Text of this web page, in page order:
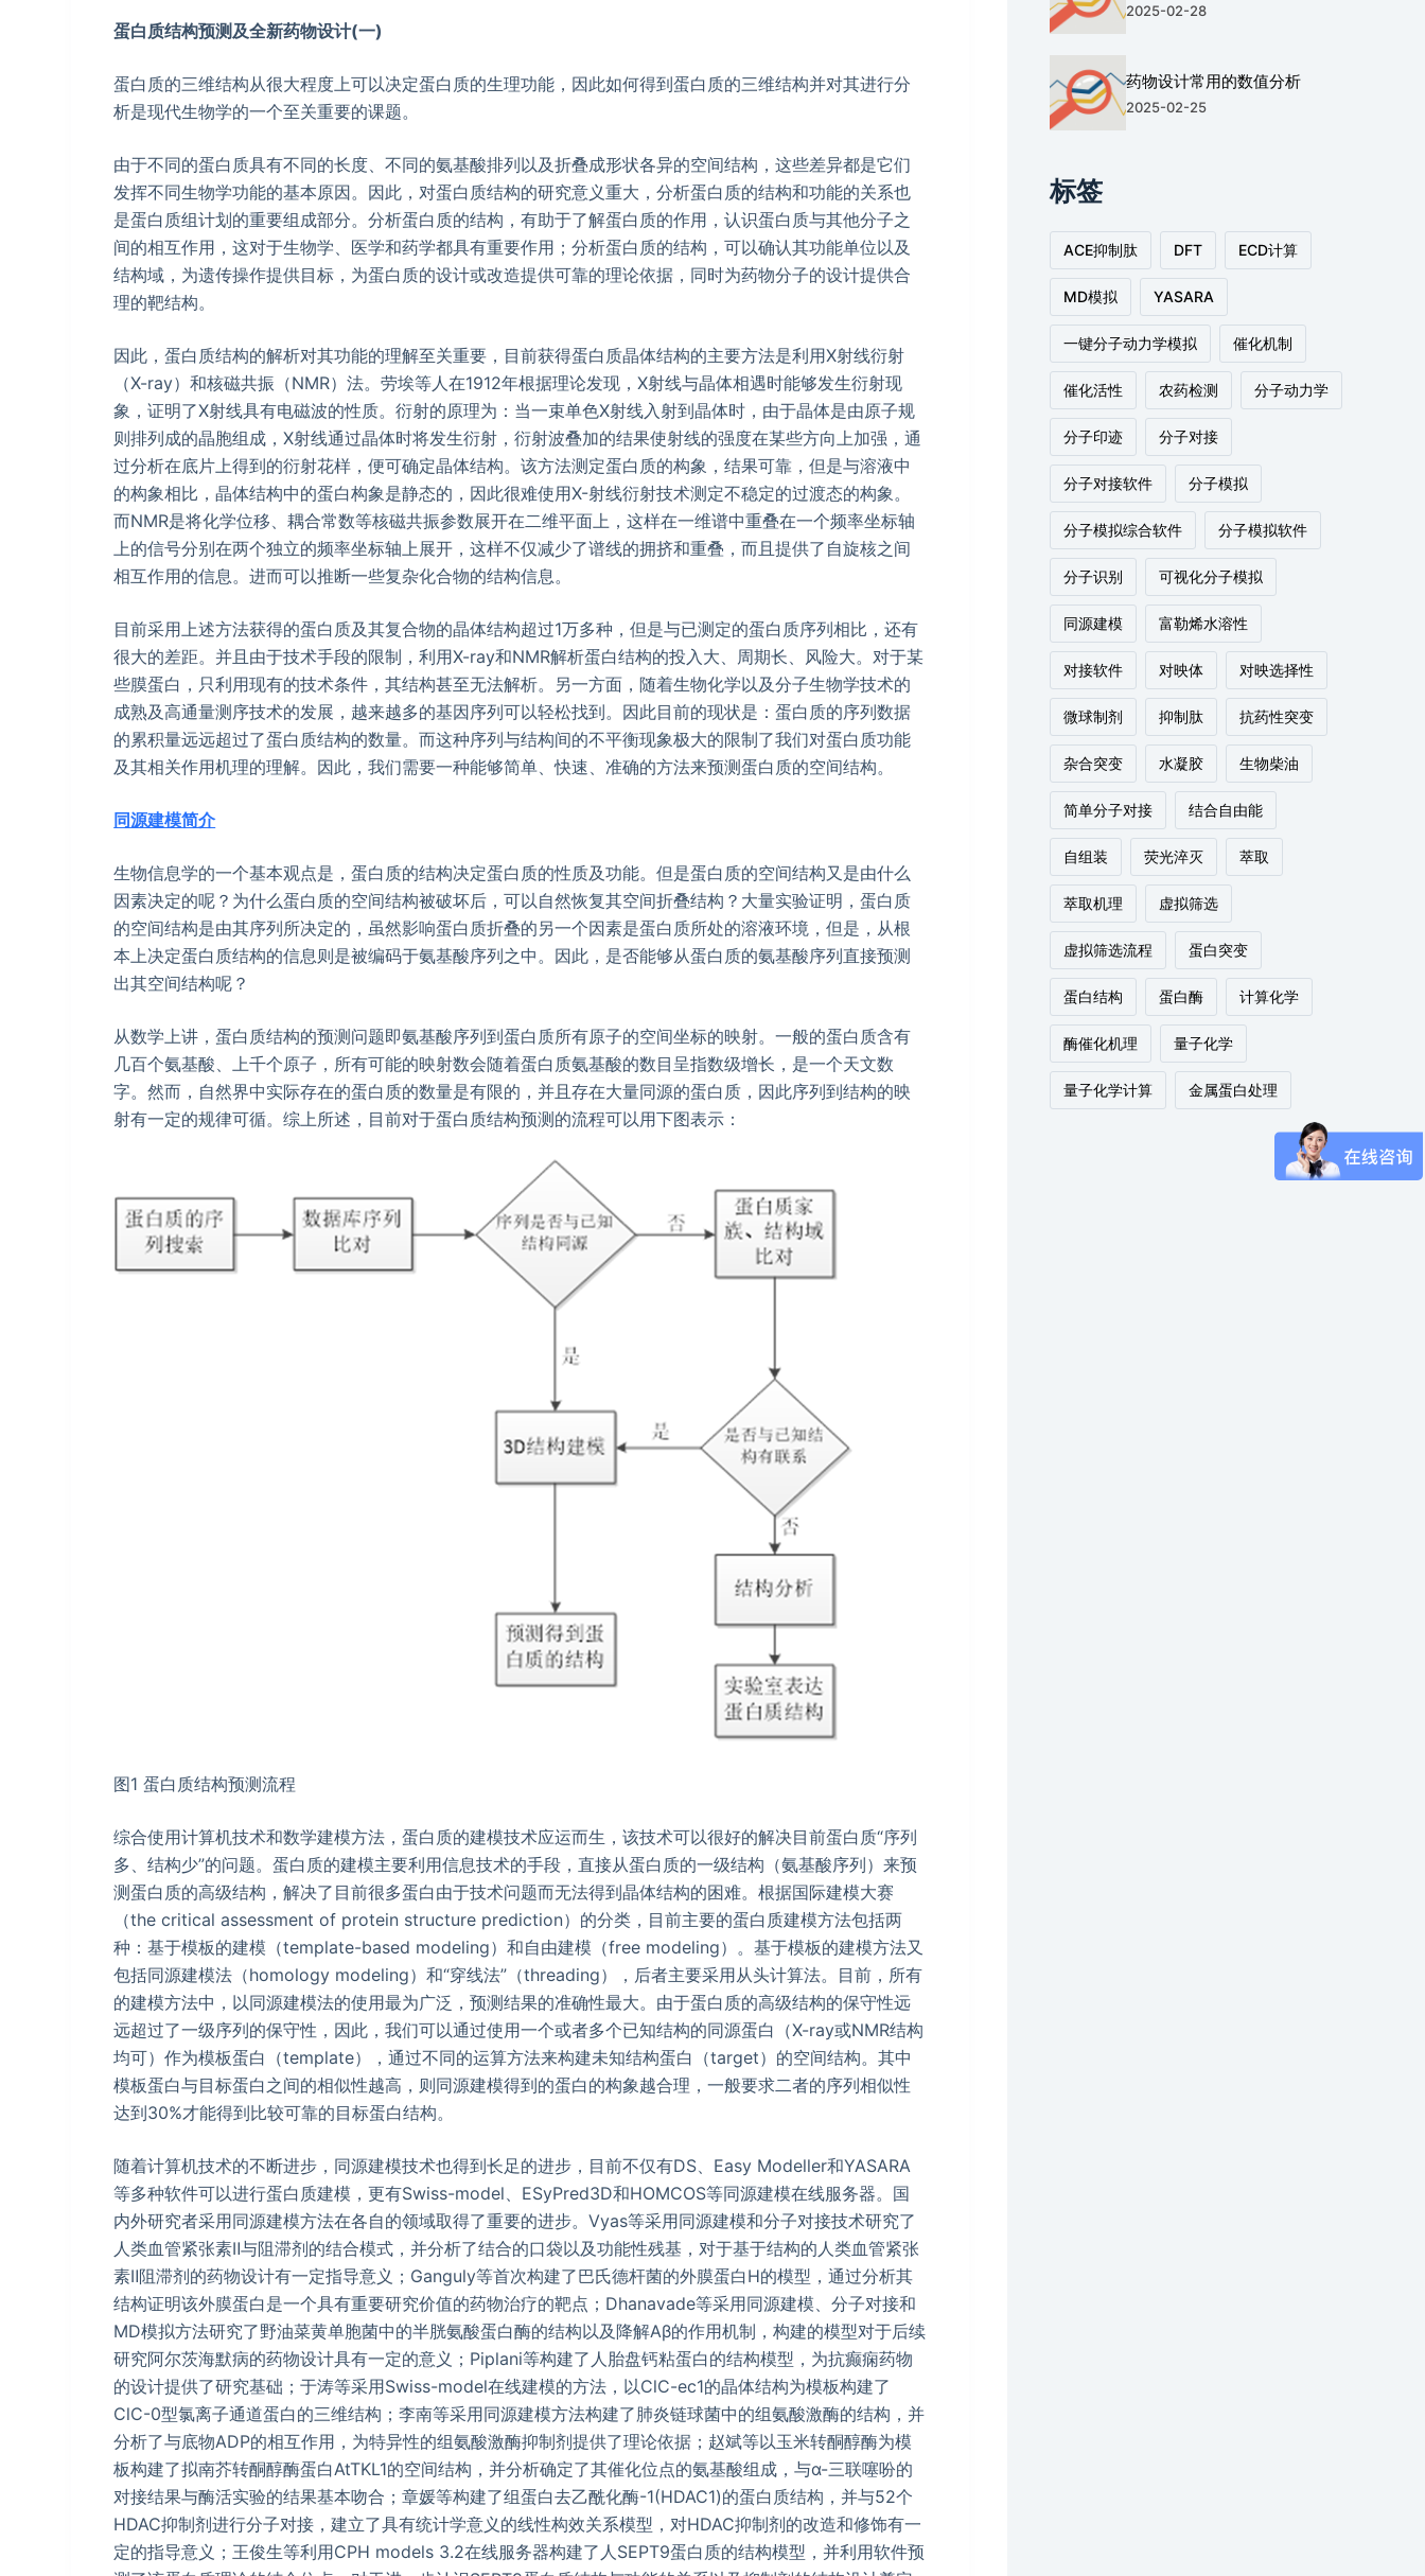
蛋白质结构预测及全新药物设计(一)
蛋白质的三维结构从很大程度上可以决定蛋白质的生理功能，因此如何得到蛋白质的三维结构并对其进行分
析是现代生物学的一个至关重要的课题。
由于不同的蛋白质具有不同的长度、不同的氨基酸排列以及折叠成形状各异的空间结构，这些差异都是它们
发挥不同生物学功能的基本原因。因此，对蛋白质结构的研究意义重大，分析蛋白质的结构和功能的关系也
是蛋白质组计划的重要组成部分。分析蛋白质的结构，有助于了解蛋白质的作用，认识蛋白质与其他分子之
间的相互作用，这对于生物学、医学和药学都具有重要作用；分析蛋白质的结构，可以确认其功能单位以及
结构域，为遗传操作提供目标，为蛋白质的设计或改造提供可靠的理论依据，同时为药物分子的设计提供合
理的靶结构。
因此，蛋白质结构的解析对其功能的理解至关重要，目前获得蛋白质晶体结构的主要方法是利用X射线衍射
（X-ray）和核磁共振（NMR）法。劳埃等人在1912年根据理论发现，X射线与晶体相遇时能够发生衍射现
象，证明了X射线具有电磁波的性质。衍射的原理为：当一束单色X射线入射到晶体时，由于晶体是由原子规
则排列成的晶胞组成，X射线通过晶体时将发生衍射，衍射波叠加的结果使射线的强度在某些方向上加强，通
过分析在底片上得到的衍射花样，便可确定晶体结构。该方法测定蛋白质的构象，结果可靠，但是与溶液中
的构象相比，晶体结构中的蛋白构象是静态的，因此很难使用X-射线衍射技术测定不稳定的过渡态的构象。
而NMR是将化学位移、耦合常数等核磁共振参数展开在二维平面上，这样在一维谱中重叠在一个频率坐标轴
上的信号分别在两个独立的频率坐标轴上展开，这样不仅减少了谱线的拥挤和重叠，而且提供了自旋核之间
相互作用的信息。进而可以推断一些复杂化合物的结构信息。
目前采用上述方法获得的蛋白质及其复合物的晶体结构超过1万多种，但是与已测定的蛋白质序列相比，还有
很大的差距。并且由于技术手段的限制，利用X-ray和NMR解析蛋白结构的投入大、周期长、风险大。对于某
些膜蛋白，只利用现有的技术条件，其结构甚至无法解析。另一方面，随着生物化学以及分子生物学技术的
成熟及高通量测序技术的发展，越来越多的基因序列可以轻松找到。因此目前的现状是：蛋白质的序列数据
的累积量远远超过了蛋白质结构的数量。而这种序列与结构间的不平衡现象极大的限制了我们对蛋白质功能
及其相关作用机理的理解。因此，我们需要一种能够简单、快速、准确的方法来预测蛋白质的空间结构。
同源建模简介
生物信息学的一个基本观点是，蛋白质的结构决定蛋白质的性质及功能。但是蛋白质的空间结构又是由什么
因素决定的呢？为什么蛋白质的空间结构被破坏后，可以自然恢复其空间折叠结构？大量实验证明，蛋白质
的空间结构是由其序列所决定的，虽然影响蛋白质折叠的另一个因素是蛋白质所处的溶液环境，但是，从根
本上决定蛋白质结构的信息则是被编码于氨基酸序列之中。因此，是否能够从蛋白质的氨基酸序列直接预测
出其空间结构呢？
从数学上讲，蛋白质结构的预测问题即氨基酸序列到蛋白质所有原子的空间坐标的映射。一般的蛋白质含有
几百个氨基酸、上千个原子，所有可能的映射数会随着蛋白质氨基酸的数目呈指数级增长，是一个天文数
字。然而，自然界中实际存在的蛋白质的数量是有限的，并且存在大量同源的蛋白质，因此序列到结构的映
射有一定的规律可循。综上所述，目前对于蛋白质结构预测的流程可以用下图表示：
图1 蛋白质结构预测流程
综合使用计算机技术和数学建模方法，蛋白质的建模技术应运而生，该技术可以很好的解决目前蛋白质“序列
多、结构少”的问题。蛋白质的建模主要利用信息技术的手段，直接从蛋白质的一级结构（氨基酸序列）来预
测蛋白质的高级结构，解决了目前很多蛋白由于技术问题而无法得到晶体结构的困难。根据国际建模大赛
（the critical assessment of protein structure prediction）的分类，目前主要的蛋白质建模方法包括两
种：基于模板的建模（template-based modeling）和自由建模（free modeling）。基于模板的建模方法又
包括同源建模法（homology modeling）和“穿线法”（threading），后者主要采用从头计算法。目前，所有
的建模方法中，以同源建模法的使用最为广泛，预测结果的准确性最大。由于蛋白质的高级结构的保守性远
远超过了一级序列的保守性，因此，我们可以通过使用一个或者多个已知结构的同源蛋白（X-ray或NMR结构
均可）作为模板蛋白（template），通过不同的运算方法来构建未知结构蛋白（target）的空间结构。其中
模板蛋白与目标蛋白之间的相似性越高，则同源建模得到的蛋白的构象越合理，一般要求二者的序列相似性
达到30%才能得到比较可靠的目标蛋白结构。
随着计算机技术的不断进步，同源建模技术也得到长足的进步，目前不仅有DS、Easy Modeller和YASARA
等多种软件可以进行蛋白质建模，更有Swiss-model、ESyPred3D和HOMCOS等同源建模在线服务器。国
内外研究者采用同源建模方法在各自的领域取得了重要的进步。Vyas等采用同源建模和分子对接技术研究了
人类血管紧张素Ⅱ与阻滞剂的结合模式，并分析了结合的口袋以及功能性残基，对于基于结构的人类血管紧张
素Ⅱ阻滞剂的药物设计有一定指导意义；Ganguly等首次构建了巴氏德杆菌的外膜蛋白H的模型，通过分析其
结构证明该外膜蛋白是一个具有重要研究价值的药物治疗的靶点；Dhanavade等采用同源建模、分子对接和
MD模拟方法研究了野油菜黄单胞菌中的半胱氨酸蛋白酶的结构以及降解Aβ的作用机制，构建的模型对于后续
研究阿尔茨海默病的药物设计具有一定的意义；Piplani等构建了人胎盘钙粘蛋白的结构模型，为抗癫痫药物
的设计提供了研究基础；于涛等采用Swiss-model在线建模的方法，以ClC-ec1的晶体结构为模板构建了
ClC-0型氯离子通道蛋白的三维结构；李南等采用同源建模方法构建了肺炎链球菌中的组氨酸激酶的结构，并
分析了与底物ADP的相互作用，为特异性的组氨酸激酶抑制剂提供了理论依据；赵斌等以玉米转酮醇酶为模
板构建了拟南芥转酮醇酶蛋白AtTKL1的空间结构，并分析确定了其催化位点的氨基酸组成，与α-三联噻吩的
对接结果与酶活实验的结果基本吻合；章媛等构建了组蛋白去乙酰化酶-1(HDAC1)的蛋白质结构，并与52个
HDAC抑制剂进行分子对接，建立了具有统计学意义的线性构效关系模型，对HDAC抑制剂的改造和修饰有一
定的指导意义；王俊生等利用CPH models 3.2在线服务器构建了人SEPT9蛋白质的结构模型，并利用软件预
2025-02-28
药物设计常用的数值分析
2025-02-25
标签
ACE抑制肽 DFT ECD计算
MD模拟 YASARA
一键分子动力学模拟 催化机制
催化活性 农药检测 分子动力学
分子印迹 分子对接
分子对接软件 分子模拟
分子模拟综合软件 分子模拟软件
分子识别 可视化分子模拟
同源建模 富勒烯水溶性
对接软件 对映体 对映选择性
微球制剂 抑制肽 抗药性突变
杂合突变 水凝胶 生物柴油
简单分子对接 结合自由能
自组装 荧光淬灭 萃取
萃取机理 虚拟筛选
虚拟筛选流程 蛋白突变
蛋白结构 蛋白酶 计算化学
酶催化机理 量子化学
量子化学计算 金属蛋白处理